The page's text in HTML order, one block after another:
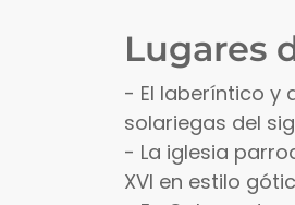
Lugares
- El laberíntico y
solariegas del
- La iglesia
XVI en estilo